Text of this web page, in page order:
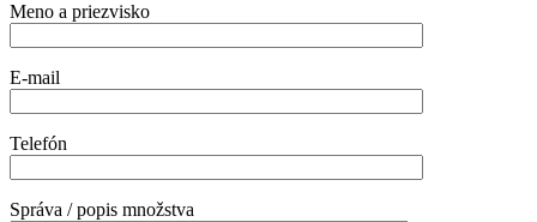
Meno a priezvisko
E-mail
Telefón
Správa / popis množstva